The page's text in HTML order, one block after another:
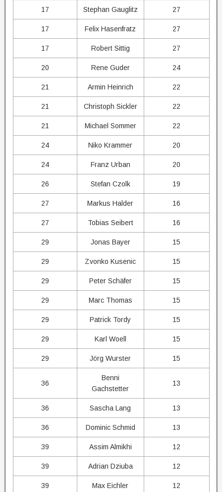
17 Stephan Gauglitz 27
17 Felix Hasenfratz 27
17 Robert Sittig 27
20 Rene Guder 24
21 Armin Heinrich 22
21 Christoph Sickler 22
21 Michael Sommer 22
24 Niko Krammer 20
24 Franz Urban 20
26 Stefan Czolk 19
27 Markus Halder 16
27 Tobias Seibert 16
29 Jonas Bayer 15
29 Zvonko Kusenic 15
29 Peter Schäfer 15
29 Marc Thomas 15
29 Patrick Tordy 15
29 Karl Woell 15
29 Jörg Wurster 15
36
Benni
Gachstetter
13
36 Sascha Lang 13
36 Dominic Schmid 13
39 Assim Almikhi 12
39 Adrian Dziuba 12
39 Max Eichler 12